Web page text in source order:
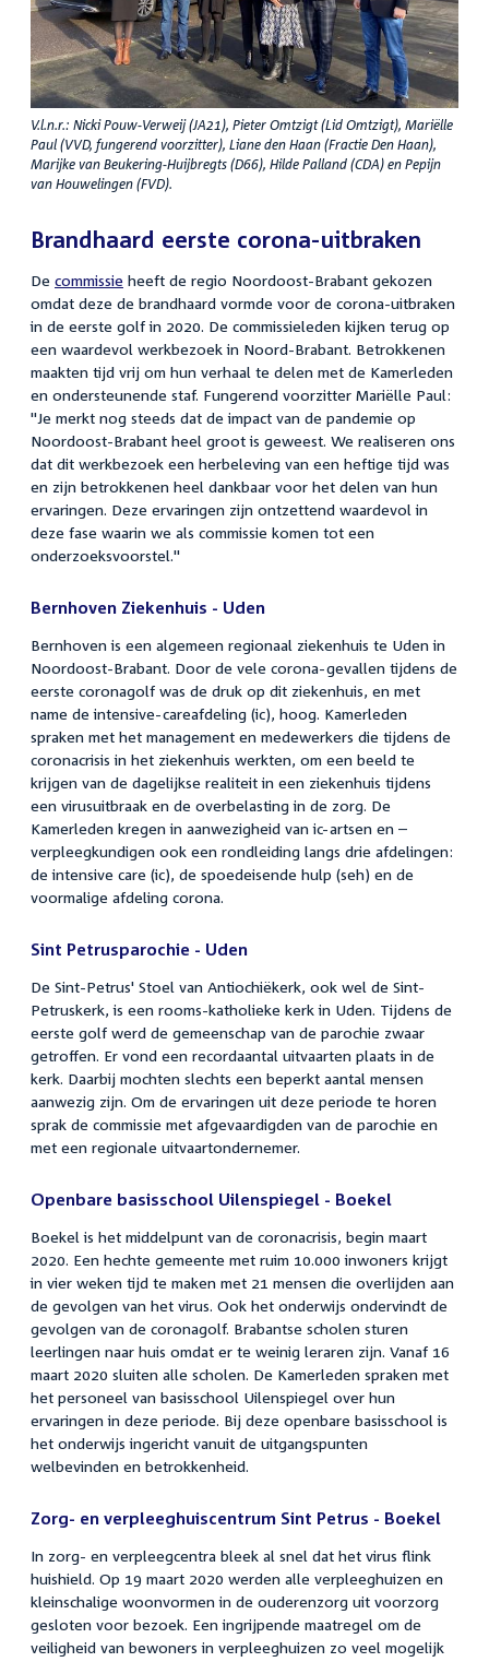
V.l.n.r.: Nicki Pouw-Verweij (JA21), Pieter Omtzigt (Lid Omtzigt), Mariëlle
Paul (VVD, fungerend voorzitter), Liane den Haan (Fractie Den Haan),
Marijke van Beukering-Huijbregts (D66), Hilde Palland (CDA) en Pepijn
van Houwelingen (FVD).
Brandhaard eerste corona-uitbraken
De commissie heeft de regio Noordoost-Brabant gekozen
omdat deze de brandhaard vormde voor de corona-uitbraken
in de eerste golf in 2020. De commissieleden kijken terug op
een waardevol werkbezoek in Noord-Brabant. Betrokkenen
maakten tijd vrij om hun verhaal te delen met de Kamerleden
en ondersteunende staf. Fungerend voorzitter Mariëlle Paul:
"Je merkt nog steeds dat de impact van de pandemie op
Noordoost-Brabant heel groot is geweest. We realiseren ons
dat dit werkbezoek een herbeleving van een heftige tijd was
en zijn betrokkenen heel dankbaar voor het delen van hun
ervaringen. Deze ervaringen zijn ontzettend waardevol in
deze fase waarin we als commissie komen tot een
onderzoeksvoorstel."
Bernhoven Ziekenhuis - Uden
Bernhoven is een algemeen regionaal ziekenhuis te Uden in
Noordoost-Brabant. Door de vele corona-gevallen tijdens de
eerste coronagolf was de druk op dit ziekenhuis, en met
name de intensive-careafdeling (ic), hoog. Kamerleden
spraken met het management en medewerkers die tijdens de
coronacrisis in het ziekenhuis werkten, om een beeld te
krijgen van de dagelijkse realiteit in een ziekenhuis tijdens
een virusuitbraak en de overbelasting in de zorg. De
Kamerleden kregen in aanwezigheid van ic-artsen en –
verpleegkundigen ook een rondleiding langs drie afdelingen:
de intensive care (ic), de spoedeisende hulp (seh) en de
voormalige afdeling corona.
Sint Petrusparochie - Uden
De Sint-Petrus' Stoel van Antiochiëkerk, ook wel de Sint-
Petruskerk, is een rooms-katholieke kerk in Uden. Tijdens de
eerste golf werd de gemeenschap van de parochie zwaar
getroffen. Er vond een recordaantal uitvaarten plaats in de
kerk. Daarbij mochten slechts een beperkt aantal mensen
aanwezig zijn. Om de ervaringen uit deze periode te horen
sprak de commissie met afgevaardigden van de parochie en
met een regionale uitvaartondernemer.
Openbare basisschool Uilenspiegel - Boekel
Boekel is het middelpunt van de coronacrisis, begin maart
2020. Een hechte gemeente met ruim 10.000 inwoners krijgt
in vier weken tijd te maken met 21 mensen die overlijden aan
de gevolgen van het virus. Ook het onderwijs ondervindt de
gevolgen van de coronagolf. Brabantse scholen sturen
leerlingen naar huis omdat er te weinig leraren zijn. Vanaf 16
maart 2020 sluiten alle scholen. De Kamerleden spraken met
het personeel van basisschool Uilenspiegel over hun
ervaringen in deze periode. Bij deze openbare basisschool is
het onderwijs ingericht vanuit de uitgangspunten
welbevinden en betrokkenheid.
Zorg- en verpleeghuiscentrum Sint Petrus - Boekel
In zorg- en verpleegcentra bleek al snel dat het virus flink
huishield. Op 19 maart 2020 werden alle verpleeghuizen en
kleinschalige woonvormen in de ouderenzorg uit voorzorg
gesloten voor bezoek. Een ingrijpende maatregel om de
veiligheid van bewoners in verpleeghuizen zo veel mogelijk